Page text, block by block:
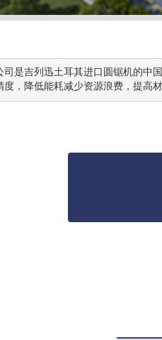
，降低能耗减少资源浪费，提高